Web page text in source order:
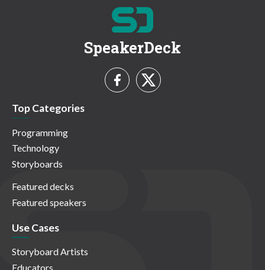
SpeakerDeck
Top Categories
Programming
Technology
Storyboards
Featured decks
Featured speakers
Use Cases
Storyboard Artists
Educators